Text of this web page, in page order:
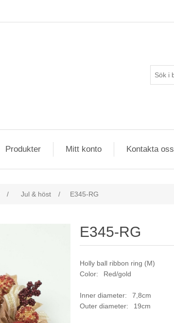
Produkter Mitt konto Kontakta oss
/ Jul & höst / E345-RG
E345-RG
Holly ball ribbon ring (M)
Color: Red/gold
Inner diameter: 7,8cm
Outer diameter: 19cm